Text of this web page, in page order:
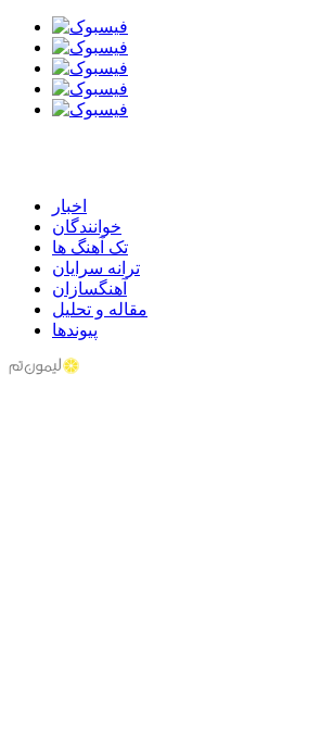
اخبار
خوانندگان
تک آهنگ ها
ترانه سرایان
آهنگسازان
مقاله و تحلیل
پیوندها